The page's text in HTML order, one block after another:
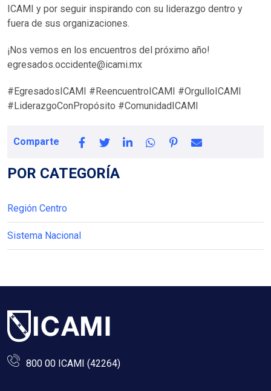
ICAMI y por seguir inspirando con su liderazgo dentro y
fuera de sus organizaciones.
¡Nos vemos en los encuentros del próximo año!
egresados.occidente@icami.mx
#EgresadosICAMI #ReencuentroICAMI #OrgulloICAMI
#LiderazgoConPropósito #ComunidadICAMI
Comparte
POR CATEGORÍA
Región Centro
Sistema Nacional
800 00 ICAMI (42264)